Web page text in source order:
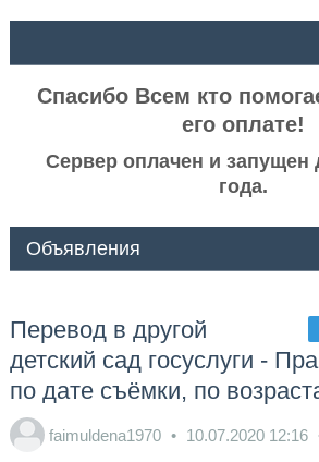
Спасибо Всем кто
его оплате!
Сервер оплачен и запущен
года.
Объявления
Перевод в другой
детский сад госуслуги -
по дате съёмки, по
faimuldena1970 10.07.2020 12:16